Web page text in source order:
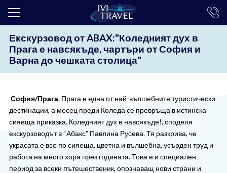
ТОП ОФЕРТИ
ПОЧИВКИ
ЕКЗОТИКА
КРУИЗИ
LAST MINUTE
ПРАЗНИЦИ
Екскурзовод от ABAX:"Коледният дух в
Прага е навсякъде, чартъри от София и
Варна до чешката столица"
София/Прага. Прага е една от най-вълшебните туристически
дестинации, а месец преди Коледа се превръща в истинска
сияеща приказка. Коледният дух е навсякъде!, споделя
екскурзоводът в “Абакс” Павлина Русева. Тя разкрива, че
украсата е все по сияеща, цветна и вълшебна, усърден труд и
работа на много хора през годината. Това е и специален
период за всеки пътешественик, опознаващ нови страни и